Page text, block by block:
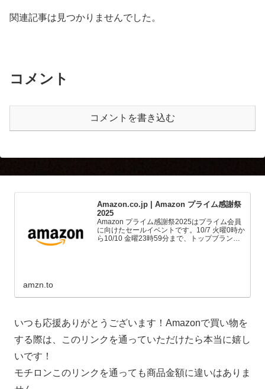
関連記事は見つかりませんでした。
コメント
コメントを書き込む
Amazon.co.jp | Amazon プライム感謝祭
2025
Amazon プライム感謝祭2025はプライム会員
に向けたセールイベントです。10/7 火曜0時か
ら10/10 金曜23時59分まで、トップブランド
amzn.to
いつも応援ありがとうございます！Amazonで買い物を
する際は、このリンクを通っていただけたら本当に嬉し
いです！
モチロンこのリンクを通っても商品金額に違いはありま